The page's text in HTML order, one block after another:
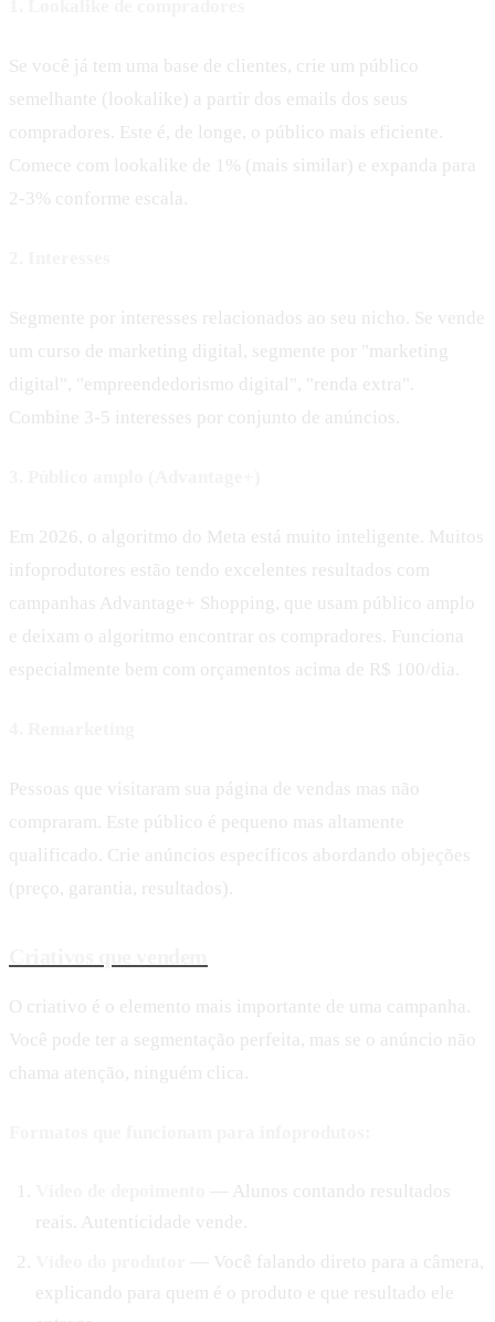
Se você já tem uma base de clientes, crie um público
semelhante (lookalike) a partir dos emails dos seus
compradores. Este é, de longe, o público mais eficiente.
Comece com lookalike de 1% (mais similar) e expanda para
2-3% conforme escala.
Segmente por interesses relacionados ao seu nicho. Se vende
um curso de marketing digital, segmente por "marketing
digital", "empreendedorismo digital", "renda extra".
Combine 3-5 interesses por conjunto de anúncios.
Em 2026, o algoritmo do Meta está muito inteligente. Muitos
infoprodutores estão tendo excelentes resultados com
campanhas Advantage+ Shopping, que usam público amplo
e deixam o algoritmo encontrar os compradores. Funciona
especialmente bem com orçamentos acima de R$ 100/dia.
Pessoas que visitaram sua página de vendas mas não
compraram. Este público é pequeno mas altamente
qualificado. Crie anúncios específicos abordando objeções
(preço, garantia, resultados).
O criativo é o elemento mais importante de uma campanha.
Você pode ter a segmentação perfeita, mas se o anúncio não
chama atenção, ninguém clica.
— Alunos contando resultados
reais. Autenticidade vende.
— Você falando direto para a câmera,
explicando para quem é o produto e que resultado ele